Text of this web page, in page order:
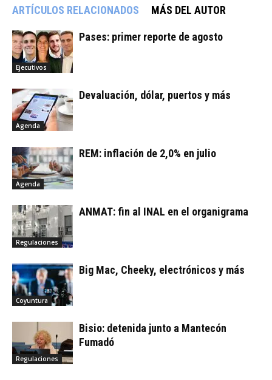
ARTÍCULOS RELACIONADOS MÁS DEL AUTOR
Ejecutivos
Pases: primer reporte de agosto
Agenda
Devaluación, dólar, puertos y más
Agenda
REM: inflación de 2,0% en julio
Regulaciones
ANMAT: fin al INAL en el organigrama
Coyuntura
Big Mac, Cheeky, electrónicos y más
Regulaciones
Bisio: detenida junto a Mantecón
Fumadó